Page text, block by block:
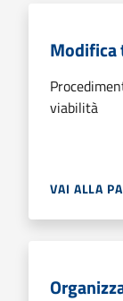
Modifica
viabilità
VAI ALLA